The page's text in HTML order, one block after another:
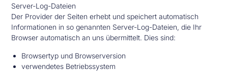
Server-Log-Dateien
Der Provider der Seiten erhebt und speichert automatisch
Informationen in so genannten Server-Log-Dateien, die Ihr
Browser automatisch an uns übermittelt. Dies sind:
Browsertyp und Browserversion
verwendetes Betriebssystem